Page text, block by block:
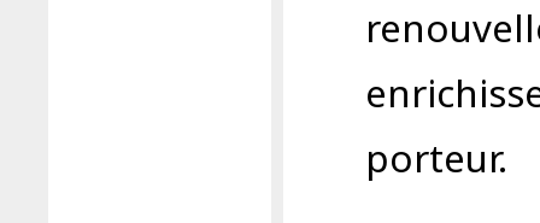
porteur.